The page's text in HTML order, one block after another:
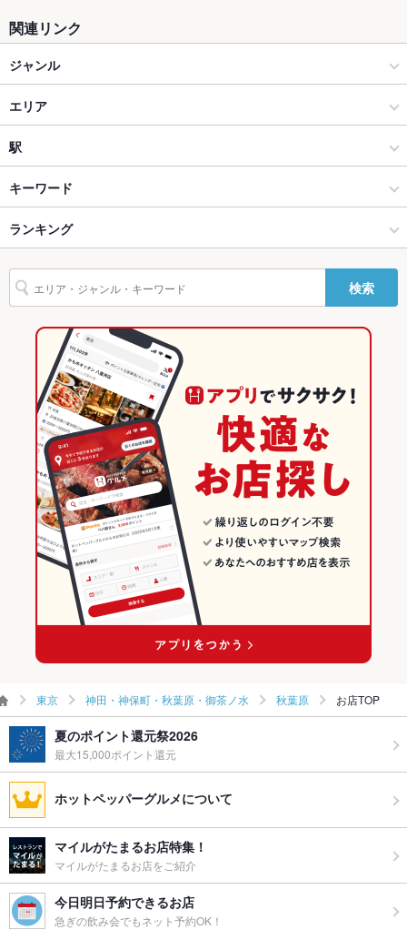
カウンター
ソファー
設備
Wi-Fi
バリアフリ
ー
なし ：バリアフリーはございませんが、スタッフがしっかり気
を配ります！
駐車場 なし ：近くのコインパーキングをご利用下さい。
TV・プロジ
ェクタ
あり
英語メニュ
あり
その他設備 テレビ・マイク・DVDプレーヤーあり
その他
飲み放題
あり ：【基本プラン】は生ビールOK,全100種以上、【時間延
長】は+\500で30分
食べ放題
なし ：食べ放題はございませんが、フードメニューも豊富にご
用意！
カクテル充実
ー二次会
お祝い・サ
プライズ対
応
可
備考
英国風パーティならＨＵＢで決まり！楽しいひと時をお約束致
関連リンク
ジャンル
ダイニングバー・バル
洋・和洋・各国料理・その他
神田・神保町・秋葉原・御茶ノ水 × ダイニングバー・バル
神田・神保町・秋葉原・御茶ノ水 × 洋・和洋・各国料理・その他
秋葉原駅 × ダイニングバー・バル
秋葉原駅 × 洋・和洋・各国料理・その他
エリア
秋葉原
秋葉原 × ダイニングバー・バル
秋葉原 × 洋・和洋・各国料理・その他
東京
東京 × ダイニングバー・バル
東京 × 洋・和洋・各国料理・その他
駅
秋葉原駅
キーワード
エビ料理
ランキング
東京のグルメランキング
東京のダイニングバー・バルランキング
神田・神保町・秋葉原・御茶ノ水のグルメランキング
神田・神保町・秋葉原・御茶ノ水のダイニングバー・バルランキ
秋葉原のグルメランキング
秋葉原のダイニングバー・バルランキング
検索
東京 神田・神保町・秋葉原・御茶ノ水 秋葉原 お店TOP
夏のポイント還元祭2026
最大15,000ポイント還元
ホットペッパーグルメについて
マイルがたまるお店特集！
マイルがたまるお店をご紹介
今日明日予約できるお店
急ぎの飲み会でもネット予約OK！